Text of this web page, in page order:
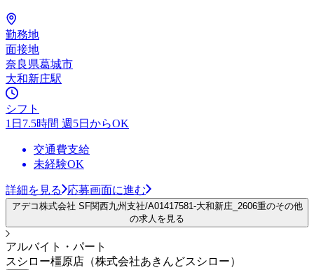
勤務地
面接地
奈良県葛城市
大和新庄駅
シフト
1日7.5時間 週5日からOK
交通費支給
未経験OK
詳細を見る 応募画面に進む
アデコ株式会社 SF関西九州支社/A01417581-大和新庄_2606重のその他
の求人を見る
アルバイト・パート
スシロー橿原店（株式会社あきんどスシロー）